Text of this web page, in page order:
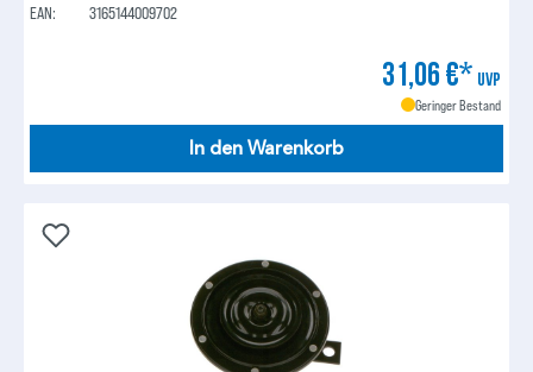
EAN:
3165144009702
31,06 €* UVP
Geringer Bestand
In den Warenkorb